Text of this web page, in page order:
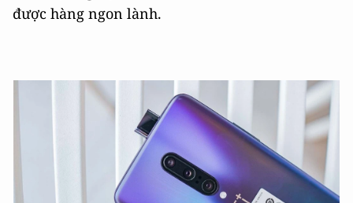
được hàng ngon lành.